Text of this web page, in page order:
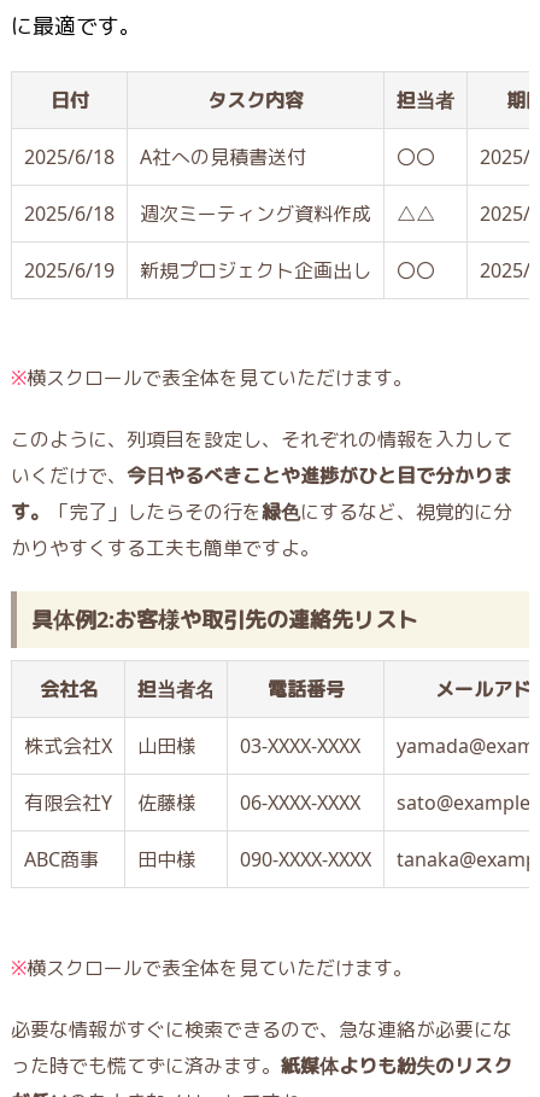
に最適です。
日付 タスク内容 担当者 期
2025/6/18 A社への見積書送付 〇〇 2025/
2025/6/18 週次ミーティング資料作成 △△ 2025/
2025/6/19 新規プロジェクト企画出し 〇〇 2025/
※横スクロールで表全体を見ていただけます。
このように、列項目を設定し、それぞれの情報を入力して
いくだけで、 今日やるべきことや進捗がひと目で分かりま
す。
「完了」したらその行を緑色にするなど、視覚的に分
かりやすくする工夫も簡単ですよ。
具体例2:お客様や取引先の連絡先リスト
会社名 担当者名 電話番号 メールアド
株式会社X 山田様 03-XXXX-XXXX
有限会社Y 佐藤様 06-XXXX-XXXX
ABC商事 田中様 090-XXXX-XXXX
※横スクロールで表全体を見ていただけます。
必要な情報がすぐに検索できるので、急な連絡が必要にな
った時でも慌てずに済みます。 紙媒体よりも紛失のリスク